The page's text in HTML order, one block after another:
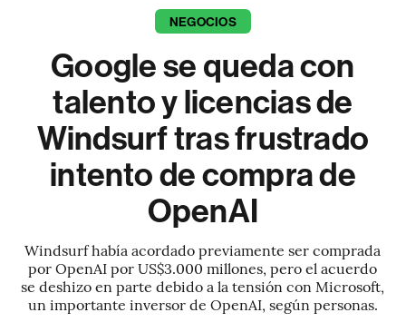
NEGOCIOS
Google se queda con
talento y licencias de
Windsurf tras frustrado
intento de compra de
OpenAI
Windsurf había acordado previamente ser comprada
por OpenAI por US$3.000 millones, pero el acuerdo
se deshizo en parte debido a la tensión con Microsoft,
un importante inversor de OpenAI, según personas.